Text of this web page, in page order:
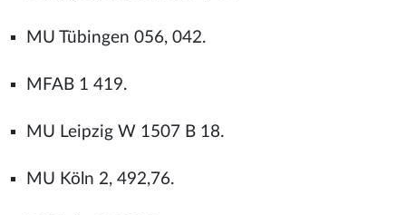
MU Tübingen 056, 042.
MFAB 1 419.
MU Leipzig W 1507 B 18.
MU Köln 2, 492,76.